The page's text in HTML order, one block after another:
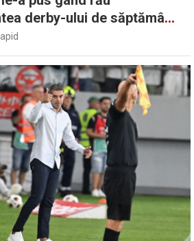
derby-ului de săptămâna
foc!”